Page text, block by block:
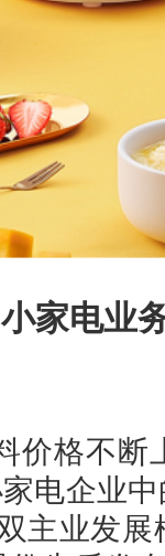
家电业
价格不断
电企业
主业发